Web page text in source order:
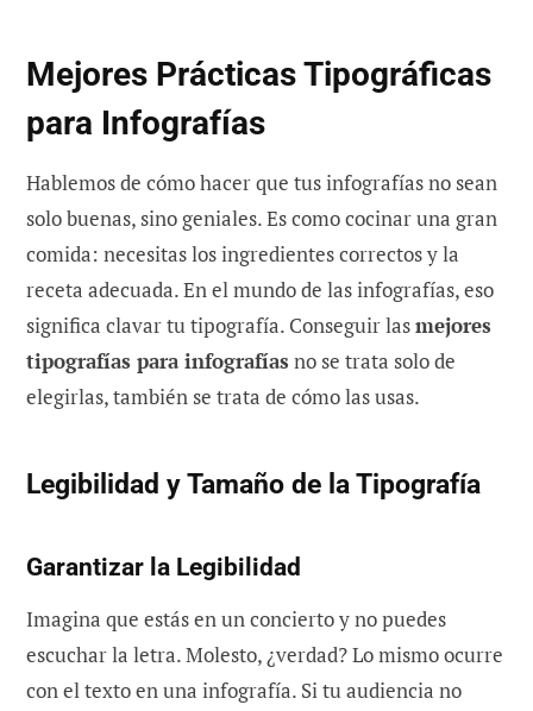
Mejores Prácticas Tipográficas
para Infografías
Hablemos de cómo hacer que tus infografías no sean
solo buenas, sino geniales. Es como cocinar una gran
comida: necesitas los ingredientes correctos y la
receta adecuada. En el mundo de las infografías, eso
significa clavar tu tipografía. Conseguir lasmejores
tipografías para infografías no se trata solo de
elegirlas, también se trata de cómo las usas.
Legibilidad y Tamaño de la Tipografía
Garantizar la Legibilidad
Imagina que estás en un concierto y no puedes
escuchar la letra. Molesto, ¿verdad? Lo mismo ocurre
con el texto en una infografía. Si tu audiencia no